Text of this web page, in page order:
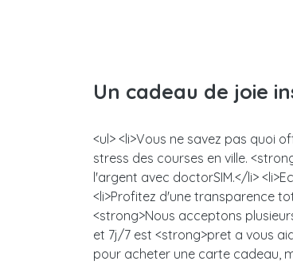
Un cadeau de joie
<ul> <li>Vous ne savez pas quoi
stress des courses en ville.
l'argent avec doctorSIM.</li>
<li>Profitez d'une transparence
<strong>Nous acceptons
et 7j/7 est <strong>pret a vous
pour acheter une carte cadeau,